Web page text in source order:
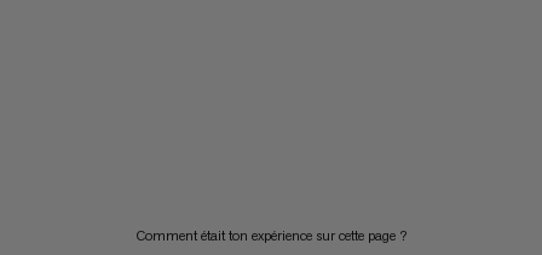
Comment était ton expérience sur cette page ?